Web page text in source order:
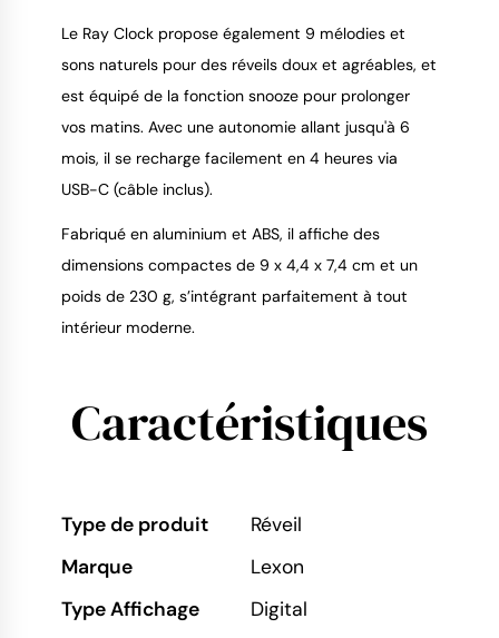
Le Ray Clock propose également 9 mélodies et
sons naturels pour des réveils doux et agréables, et
est équipé de la fonction snooze pour prolonger
vos matins. Avec une autonomie allant jusqu'à 6
mois, il se recharge facilement en 4 heures via
USB-C (câble inclus).
Fabriqué en aluminium et ABS, il affiche des
dimensions compactes de 9 x 4,4 x 7,4 cm et un
poids de 230 g, s’intégrant parfaitement à tout
intérieur moderne.
Caractéristiques
Type de produit
Réveil
Marque
Lexon
Type Affichage
Digital